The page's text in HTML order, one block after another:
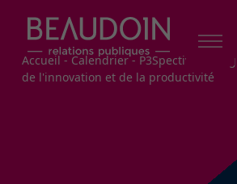
Fil d'Ariane
Accueil-Calendrier-P3Spectives - Le
de l'innovation et de la productivité